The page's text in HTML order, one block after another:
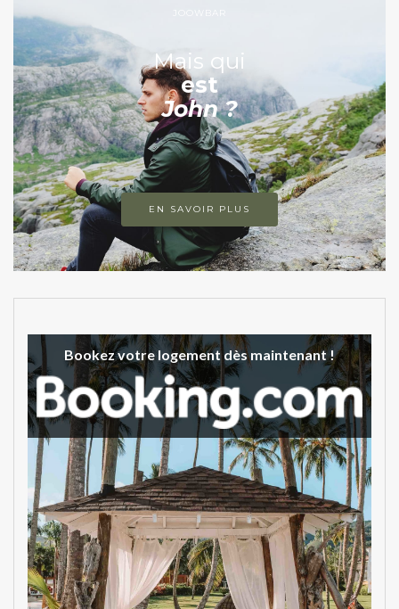
JOOWBAR
Mais qui
est
John ?
EN SAVOIR PLUS
Bookez votre logement dès maintenant !